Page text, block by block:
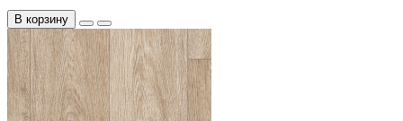
В корзину